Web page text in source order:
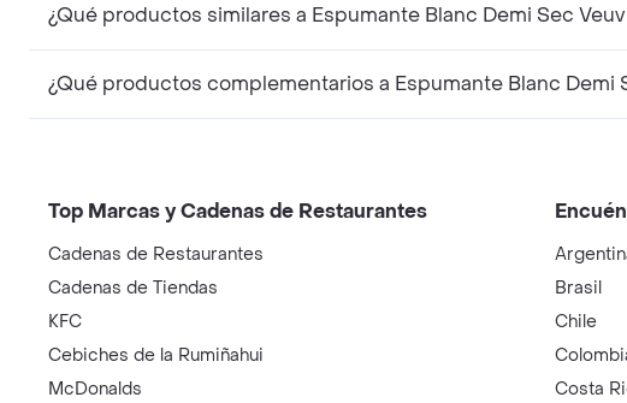
¿Qué productos similares a Espumante Blanc Demi Sec
¿Qué productos complementarios a Espumante Blanc
Top Marcas y Cadenas de Restaurantes
Cadenas de Restaurantes
Cadenas de Tiendas
KFC
Cebiches de la Rumiñahui
McDonalds
Brasil
Chile
Costa